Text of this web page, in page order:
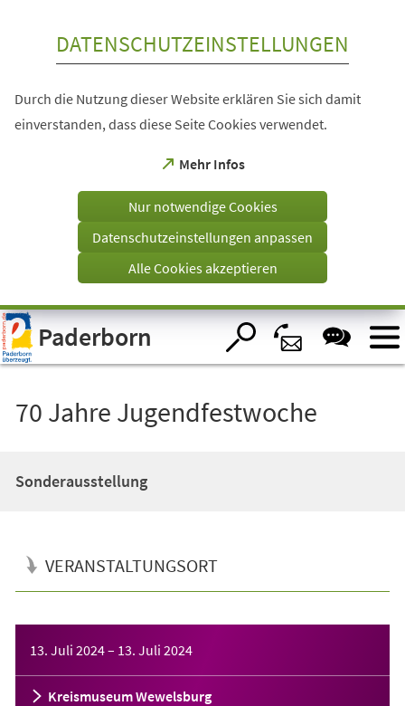
Visuelle
Assistenzsoftware
öffnen.
DATENSCHUTZEINSTELLUNGEN
Durch die Nutzung dieser Website erklären Sie sich damit
einverstanden, dass diese Seite Cookies verwendet.
Mehr Infos
(Öffnet
einem
Tab)
Nur notwendige Cookies
Datenschutzeinstellungen anpassen
Alle Cookies akzeptieren
Paderborn
70 Jahre Jugendfestwoche
Sonderausstellung
VERANSTALTUNGSORT
13. Juli 2024– 13. Juli 2024
Kreismuseum Wewelsburg